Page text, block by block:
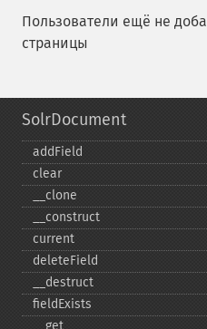
Пользователи ещё не
страницы
SolrDocument
addField
clear
_​_​clone
_​_​construct
current
deleteField
_​_​destruct
fieldExists
_​_​get